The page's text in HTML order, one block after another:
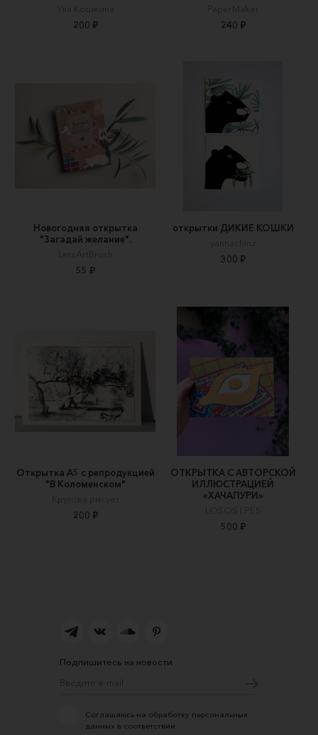
Уля Кошкина
200 ₽
PaperMaker
240 ₽
Новогодняя открытка
"Загадай желание".
LetsArtBrush
55 ₽
открытки ДИКИЕ КОШКИ
yannachinz
300 ₽
Открытка А5 с репродукцией
"В Коломенском"
Крутова рисует
200 ₽
ОТКРЫТКА С АВТОРСКОЙ
ИЛЛЮСТРАЦИЕЙ
«ХАЧАПУРИ»
LOSOS I PES
500 ₽
Подпишитесь на новости
Соглашаюсь на обработку персональных
данных в соответствии